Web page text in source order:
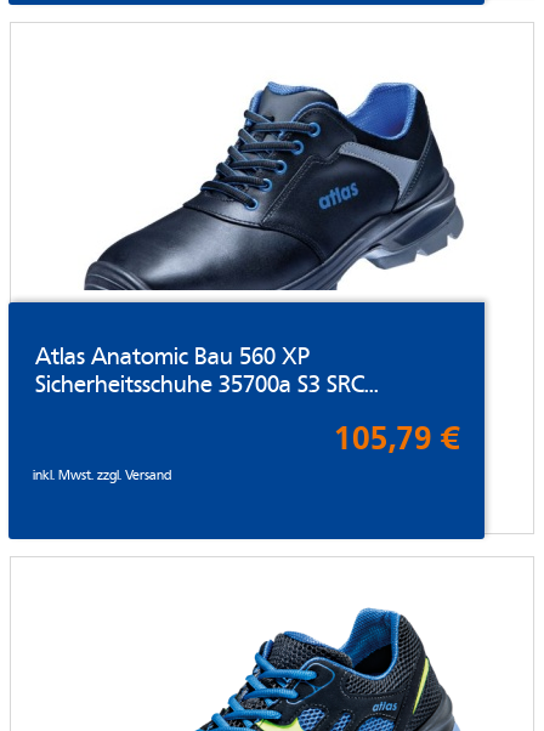
Atlas Anatomic Bau 560 XP
Sicherheitsschuhe 35700a S3 SRC...
105,79 €
inkl. Mwst. zzgl.Versand